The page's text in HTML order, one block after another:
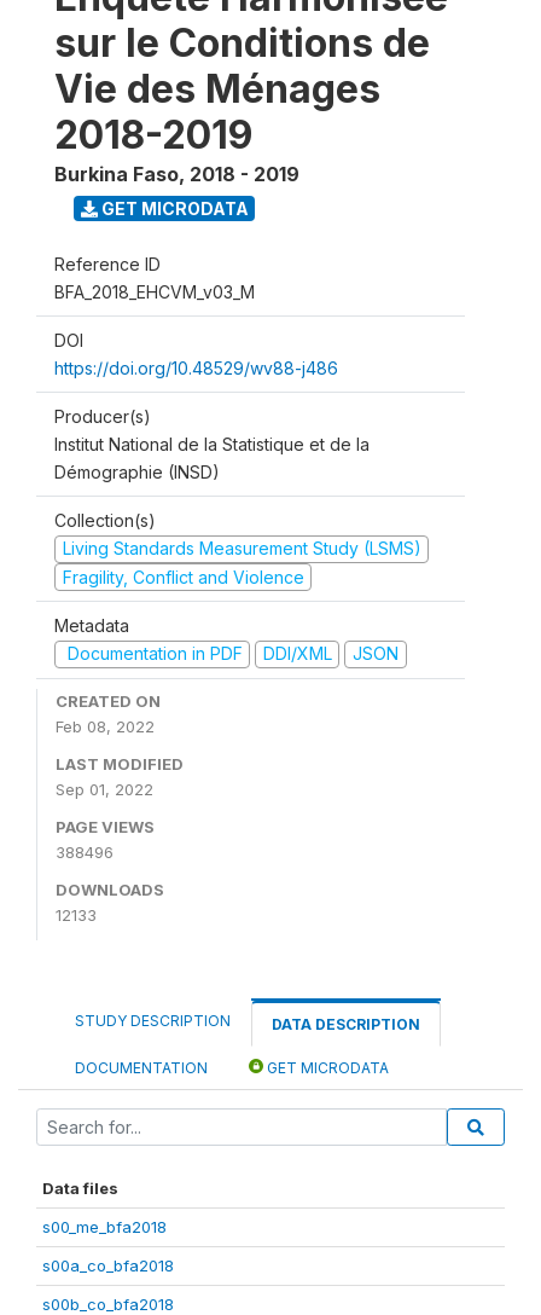
sur le Conditions de
Vie des Ménages
2018-2019
Burkina Faso, 2018 - 2019
GET MICRODATA
Reference ID
BFA_2018_EHCVM_v03_M
DOI
https://doi.org/10.48529/wv88-j486
Producer(s)
Institut National de la Statistique et de la
Démographie (INSD)
Collection(s)
Living Standards Measurement Study (LSMS)
Fragility, Conflict and Violence
Metadata
Documentation in PDF
DDI/XML JSON
CREATED ON
Feb 08, 2022
LAST MODIFIED
Sep 01, 2022
PAGE VIEWS
388496
DOWNLOADS
12133
STUDY DESCRIPTION DATA DESCRIPTION
DOCUMENTATION GET MICRODATA
Data files
s00_me_bfa2018
s00a_co_bfa2018
s00b_co_bfa2018